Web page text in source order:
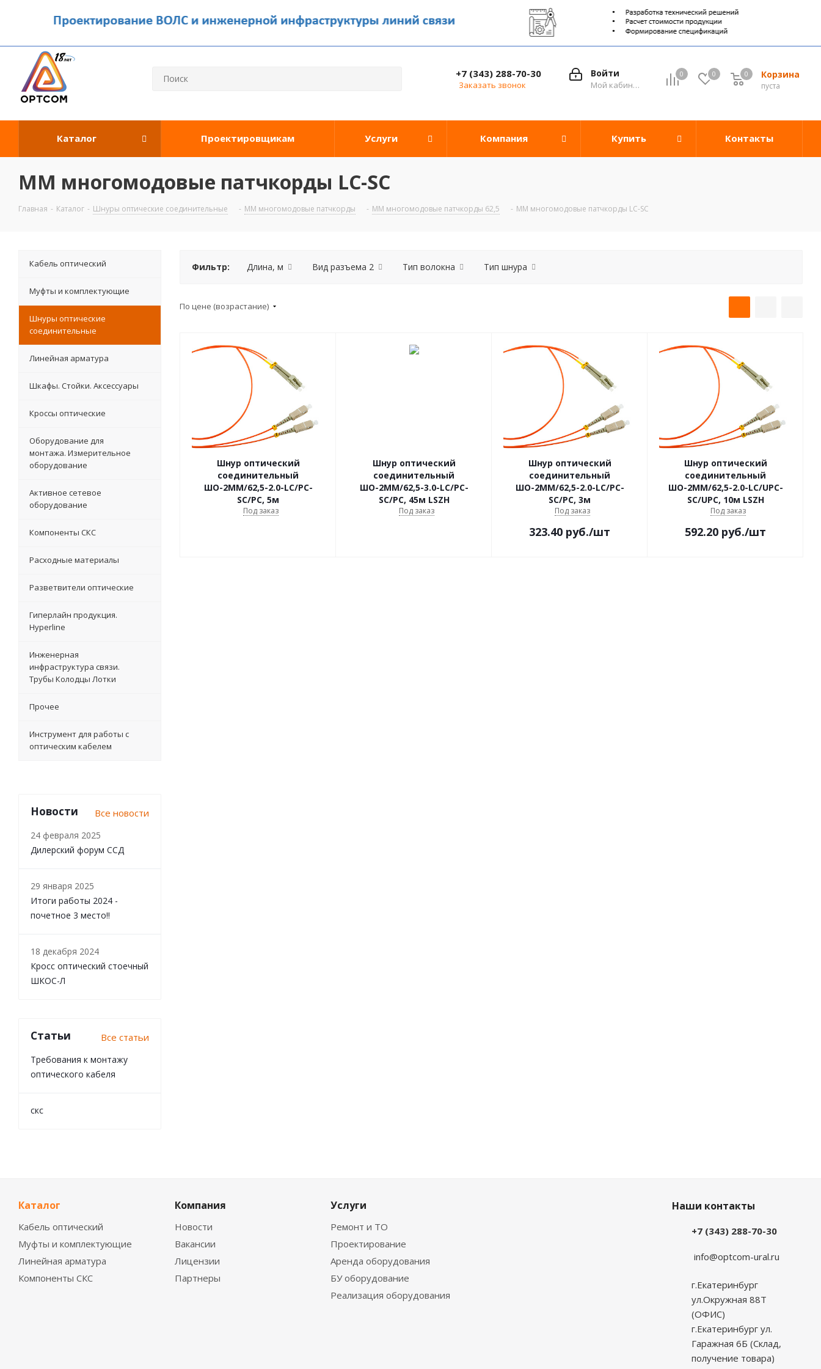
0 0 Корзина
0
пуста
0
Войти
Мой кабинет
+7 (343) 288-70-30
Заказать звонок
Каталог Проектировщикам Услуги Компания Купить Контакты
ММ многомодовые патчкорды LC-SC
Главная - Каталог - Шнуры оптические соединительные - MM многомодовые патчкорды - ММ многомодовые патчкорды 62,5 - ММ многомодовые патчкорды LC-SC
Фильтр: Длина, м Вид разъема 2 Тип волокна Тип шнура
По цене (возрастание)
Шнур оптический
соединительный
ШО-2МM/62,5-2.0-LC/PC-
SC/PC, 5м
Под заказ
Шнур оптический
соединительный
ШО-2МM/62,5-3.0-LC/PC-
SC/PC, 45м LSZH
Под заказ
Шнур оптический
соединительный
ШО-2МM/62,5-2.0-LC/PC-
SC/PC, 3м
Под заказ
323.40 руб./шт
Шнур оптический
соединительный
ШО-2МM/62,5-2.0-LC/UPC-
SC/UPC, 10м LSZH
Под заказ
592.20 руб./шт
Кабель оптический
Муфты и комплектующие
Шнуры оптические
соединительные
Линейная арматура
Шкафы. Стойки. Аксесcуары
Кроссы оптические
Оборудование для
монтажа. Измерительное
оборудование
Активное сетевое
оборудование
Компоненты СКС
Расходные материалы
Разветвители оптические
Гиперлайн продукция.
Hyperline
Инженерная
инфраструктура связи.
Трубы Колодцы Лотки
Прочее
Инструмент для работы с
оптическим кабелем
Новости Все новости
24 февраля 2025
Дилерский форум ССД
29 января 2025
Итоги работы 2024 -
почетное 3 место!!
18 декабря 2024
Кросс оптический стоечный
ШКОС-Л
Статьи Все статьи
Требования к монтажу
оптического кабеля
скс
Каталог
Кабель оптический
Муфты и комплектующие
Линейная арматура
Компоненты СКС
Компания
Новости
Вакансии
Лицензии
Партнеры
Услуги
Ремонт и ТО
Проектирование
Аренда оборудования
БУ оборудование
Реализация оборудования
Наши контакты
+7 (343) 288-70-30
info@optcom-ural.ru
г.Екатеринбург
ул.Окружная 88Т
(ОФИС)
г.Екатеринбург ул.
Гаражная 6Б (Склад,
получение товара)